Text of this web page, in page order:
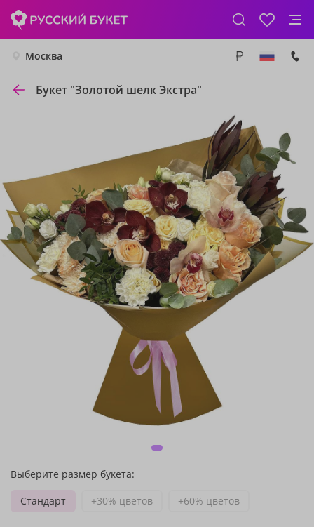
Москва
Букет "Золотой шелк Экстра"
Выберите размер букета:
Стандарт
+30% цветов +60% цветов